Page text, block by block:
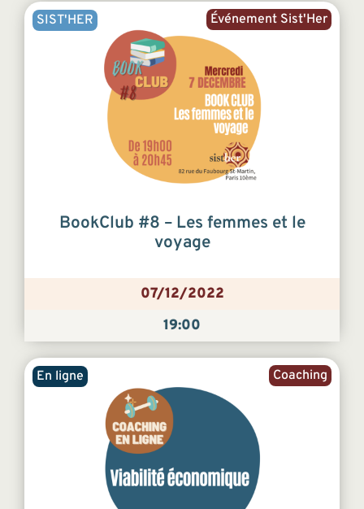
Événement Sist'Her
SIST'HER
BookClub #8 – Les femmes et le
voyage
07/12/2022
19:00
Coaching
En ligne